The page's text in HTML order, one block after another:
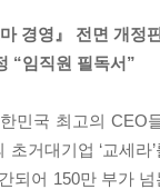
경영』 전면 개정
“임직원 필독서”
민국 최고의 CEO
거대기업 ‘교세
되어 150만 부가